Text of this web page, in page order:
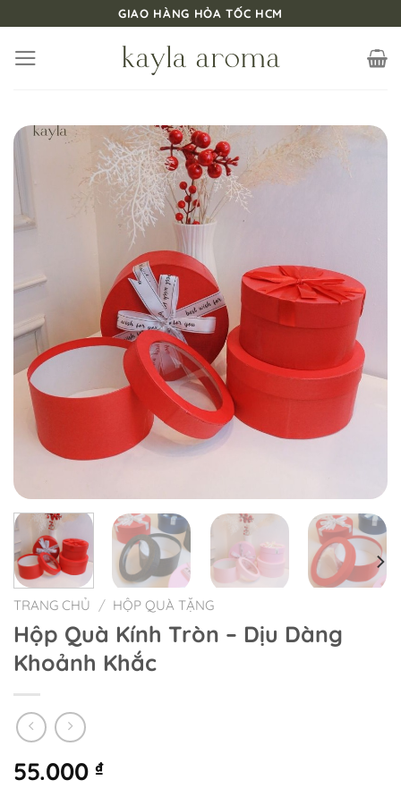
nội
GIAO HÀNG HỎA TỐC HCM
TRANG CHỦ / HỘP QUÀ TẶNG
Hộp Quà Kính Tròn – Dịu Dàng
Khoảnh Khắc
55.000 ₫